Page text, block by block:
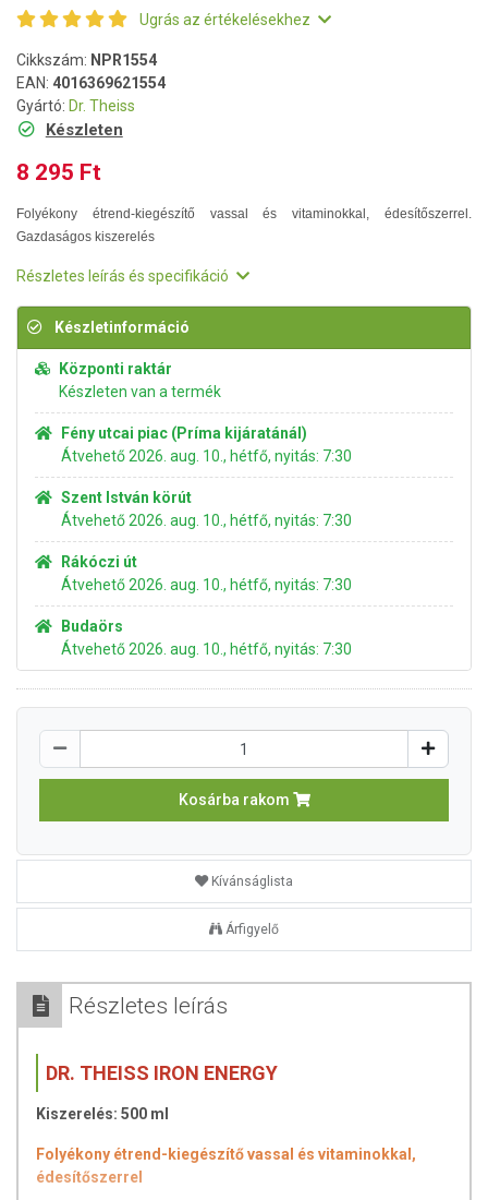
Ugrás az értékelésekhez
Cikkszám: NPR1554
EAN: 4016369621554
Gyártó: Dr. Theiss
Készleten
8 295 Ft
Folyékony étrend-kiegészítő vassal és vitaminokkal, édesítőszerrel.
Gazdaságos kiszerelés
Részletes leírás és specifikáció
Készletinformáció
Központi raktár
Készleten van a termék
Fény utcai piac (Príma kijáratánál)
Átvehető 2026. aug. 10., hétfő, nyitás: 7:30
Szent István körút
Átvehető 2026. aug. 10., hétfő, nyitás: 7:30
Rákóczi út
Átvehető 2026. aug. 10., hétfő, nyitás: 7:30
Budaörs
Átvehető 2026. aug. 10., hétfő, nyitás: 7:30
Kosárba rakom
Kívánságlista
Árfigyelő
Részletes leírás
DR. THEISS IRON ENERGY
Kiszerelés: 500 ml
Folyékony étrend-kiegészítő vassal és vitaminokkal,
édesítőszerrel